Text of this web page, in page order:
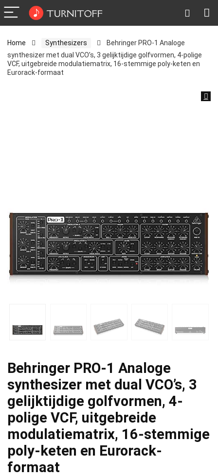
Home Synthesizers
Behringer PRO-1 Analoge
synthesizer met dual VCO’s, 3 gelijktijdige golfvormen, 4-polige
VCF, uitgebreide modulatiematrix, 16-stemmige poly-keten en
Eurorack-formaat
Behringer PRO-1 Analoge
synthesizer met dual VCO’s, 3
gelijktijdige golfvormen, 4-
polige VCF, uitgebreide
modulatiematrix, 16-stemmige
poly-keten en Eurorack-
formaat